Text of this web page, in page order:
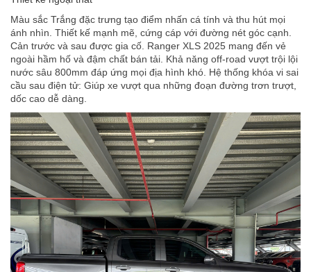
Màu sắc Trắng đặc trưng tạo điểm nhấn cá tính và thu hút mọi
ánh nhìn. Thiết kế mạnh mẽ, cứng cáp với đường nét góc cạnh.
Cản trước và sau được gia cố. Ranger XLS 2025 mang đến vẻ
ngoài hầm hố và đậm chất bán tải. Khả năng off-road vượt trội lội
nước sâu 800mm đáp ứng mọi địa hình khó. Hệ thống khóa vi sai
cầu sau điện tử: Giúp xe vượt qua những đoạn đường trơn trượt,
dốc cao dễ dàng.